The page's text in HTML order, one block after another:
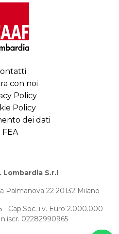
con noi
Policy
Policy
dei dati
FEA
Lombardia S.r.l
Palmanova 22 20132 Milano
- Cap.Soc. i.v. Euro 2.000.000 -
02282990965